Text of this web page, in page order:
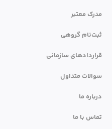
مدرک معتبر
ثبت‌نام گروهی
قراردادهای سازمانی
سوالات متداول
درباره ما
تماس با ما